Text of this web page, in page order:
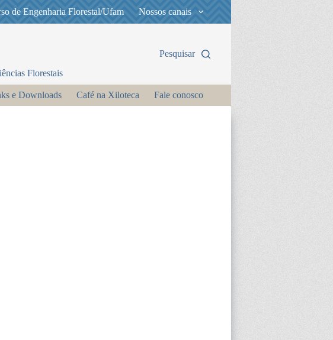
de Engenharia Florestal/Ufam Nossos canais
Florestais
Pesquisar
e Downloads Café na Xiloteca Fale conosco